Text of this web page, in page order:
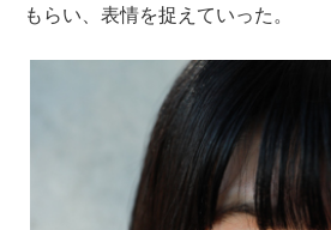
もらい、表情を捉えていった。